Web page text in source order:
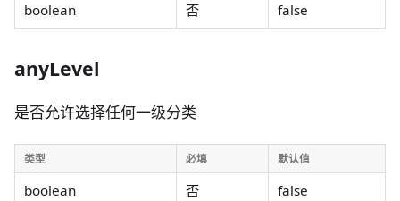
boolean 否 false
anyLevel
是否允许选择任何一级分类
类型 必填 默认值
boolean 否 false